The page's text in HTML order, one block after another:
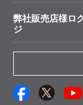
ユーザーズボイス集
抗体検索サイト
資料請求 機器関
資料請求 受託関
資料請求 核酸抽
サンプル請求一覧
弊社販売店様ロ
ジ